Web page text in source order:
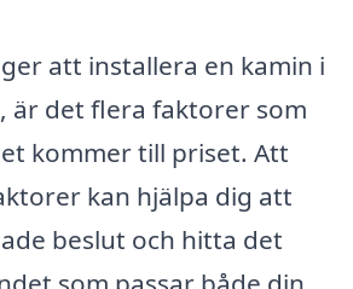
att installera en kamin i
är det flera faktorer som
kommer till priset. Att
kan hjälpa dig att
beslut och hitta det